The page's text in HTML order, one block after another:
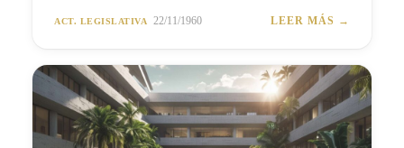
ACT. LEGISLATIVA 22/11/1960 LEER MÁS →